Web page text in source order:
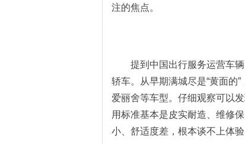
注的焦点。
提到中国出行服务运营车
轿车。从早期满城尽是“黄面的
爱丽舍等车型。 仔细观察可以
用标准基本是皮实耐造 、维修
小
舒适度差，根本谈不上体验